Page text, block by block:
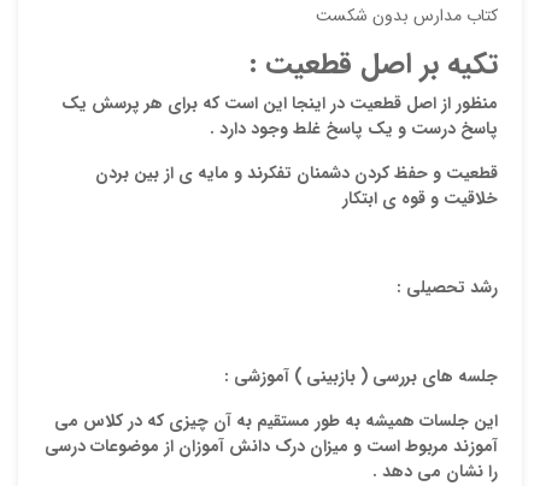
کتاب مدارس بدون شکست
تکیه بر اصل قطعیت :
منظور از اصل قطعیت در اینجا این است که برای هر پرسش یک
پاسخ درست و یک پاسخ غلط وجود دارد .
قطعیت و حفظ کردن دشمنان تفکرند و مایه ی از بین بردن
خلاقیت و قوه ی ابتکار
رشد تحصیلی :
جلسه های بررسی ( بازبینی ) آموزشی :
این جلسات همیشه به طور مستقیم به آن چیزی که در کلاس می
آموزند مربوط است و میزان درک دانش آموزان از موضوعات درسی
را نشان می دهد .